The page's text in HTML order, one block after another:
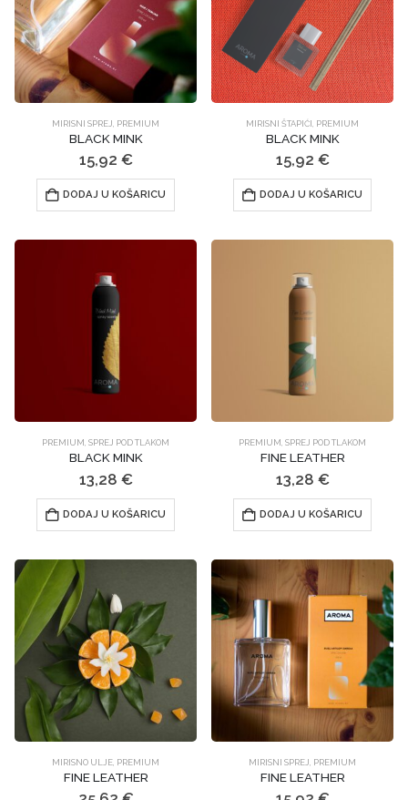
mogu
odabrati
na
stranici
proizvoda
MIRISNI SPREJ PREMIUM
BLACK MINK
15,92 €
DODAJ U KOŠARICU
MIRISNI ŠTAPIĆI PREMIUM
BLACK MINK
15,92 €
DODAJ U KOŠARICU
PREMIUM SPREJ POD TLAKOM
BLACK MINK
13,28 €
DODAJ U KOŠARICU
PREMIUM SPREJ POD TLAKOM
FINE LEATHER
13,28 €
DODAJ U KOŠARICU
MIRISNO ULJE PREMIUM
FINE LEATHER
MIRISNI SPREJ PREMIUM
FINE LEATHER